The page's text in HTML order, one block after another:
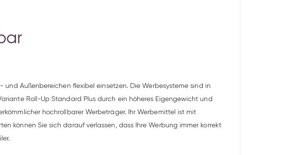
Außenbereichen flexibel einsetzen. Die Werbesysteme sind in
Roll-Up Standard Plus durch ein höheres Eigengewicht und
hochrollbarer Werbeträger. Ihr Werbemittel ist mit
können Sie sich darauf verlassen, dass Ihre Werbung immer korrekt